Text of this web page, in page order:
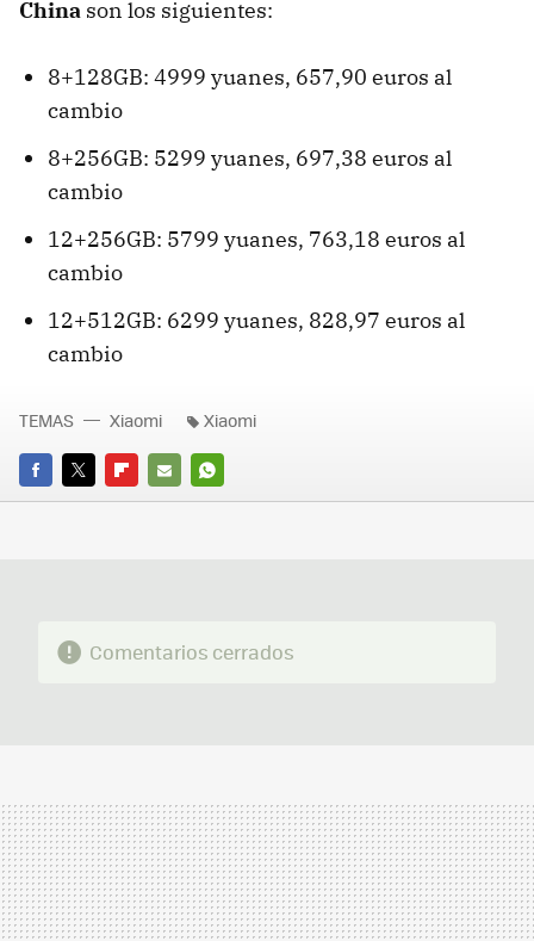
China son los siguientes:
8+128GB: 4999 yuanes, 657,90 euros al
cambio
8+256GB: 5299 yuanes, 697,38 euros al
cambio
12+256GB: 5799 yuanes, 763,18 euros al
cambio
12+512GB: 6299 yuanes, 828,97 euros al
cambio
FACEBOOK
TWITTERFLIPBOARD
E-
WHATSAPP
TEMAS Xiaomi Xiaomi
Comentarios cerrados